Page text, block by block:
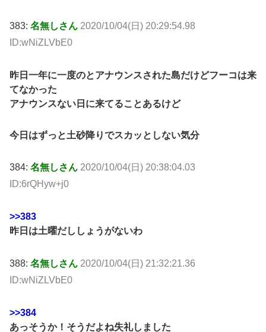
383: 名無しさん 2020/10/04(日) 20:29:54.98
ID:wNiZLVbE0
昨日一年に一度のとアナウンスされた島だけどフーコは来
てなかった
アナウンスない日に来てることあるけど
今日はずっと土砂降りでスカッとしない気分
384: 名無しさん 2020/10/04(日) 20:38:04.03
ID:6rQHyw+j0
>>383
昨日は土曜だししょうがないわ
388: 名無しさん 2020/10/04(日) 21:32:21.36
ID:wNiZLVbE0
>>384
あっそうか！そうだよね失礼しました